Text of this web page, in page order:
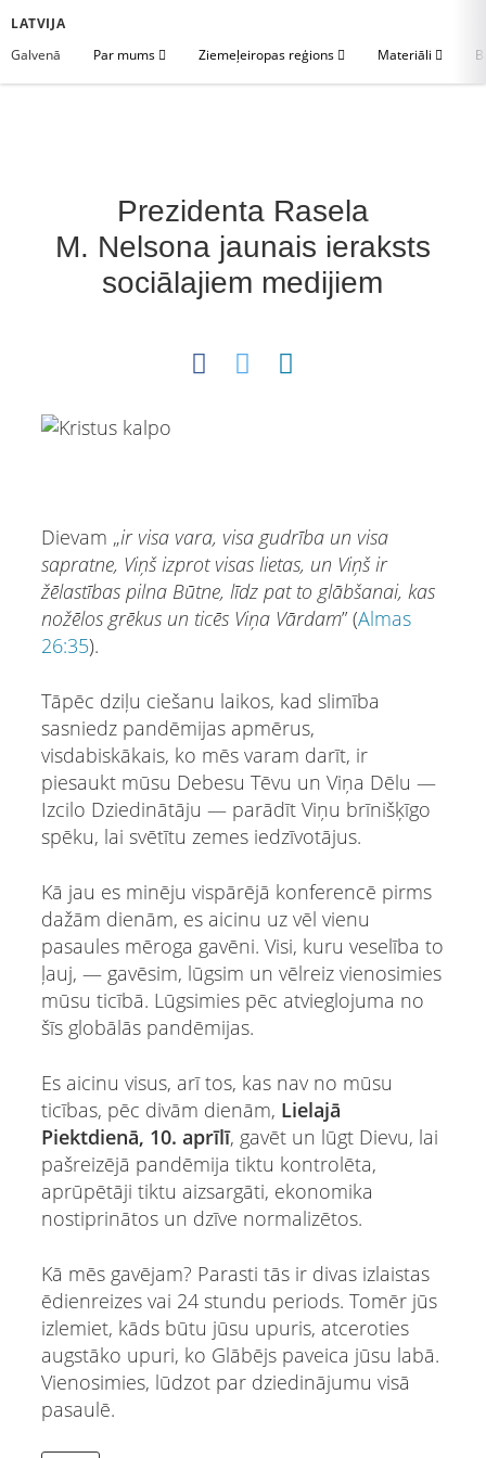
LATVIJA
Galvenā
Par mums Ziemeļeiropas reģions Materiāli
Prezidenta Rasela
M. Nelsona jaunais ieraksts
sociālajiem medijiem
Dievam „ir visa vara, visa gudrība un visa
sapratne, Viņš izprot visas lietas, un Viņš ir
žēlastības pilna Būtne, līdz pat to glābšanai, kas
nožēlos grēkus un ticēs Viņa Vārdam” (Almas
26:35).
Tāpēc dziļu ciešanu laikos, kad slimība
sasniedz pandēmijas apmērus,
visdabiskākais, ko mēs varam darīt, ir
piesaukt mūsu Debesu Tēvu un Viņa Dēlu —
Izcilo Dziedinātāju — parādīt Viņu brīnišķīgo
spēku, lai svētītu zemes iedzīvotājus.
Kā jau es minēju vispārējā konferencē pirms
dažām dienām, es aicinu uz vēl vienu
pasaules mēroga gavēni. Visi, kuru veselība to
ļauj, — gavēsim, lūgsim un vēlreiz vienosimies
mūsu ticībā. Lūgsimies pēc atvieglojuma no
šīs globālās pandēmijas.
Es aicinu visus, arī tos, kas nav no mūsu
ticības, pēc divām dienām, Lielajā
Piektdienā, 10. aprīlī, gavēt un lūgt Dievu, lai
pašreizējā pandēmija tiktu kontrolēta,
aprūpētāji tiktu aizsargāti, ekonomika
nostiprinātos un dzīve normalizētos.
Kā mēs gavējam? Parasti tās ir divas izlaistas
ēdienreizes vai 24 stundu periods. Tomēr jūs
izlemiet, kāds būtu jūsu upuris, atceroties
augstāko upuri, ko Glābējs paveica jūsu labā.
Vienosimies, lūdzot par dziedinājumu visā
pasaulē.